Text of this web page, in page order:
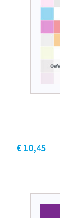
€ 10,45